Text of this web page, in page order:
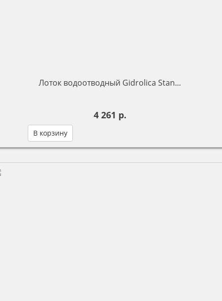
Лоток водоотводный Gidrolica Stan...
4 261 р.
В корзину